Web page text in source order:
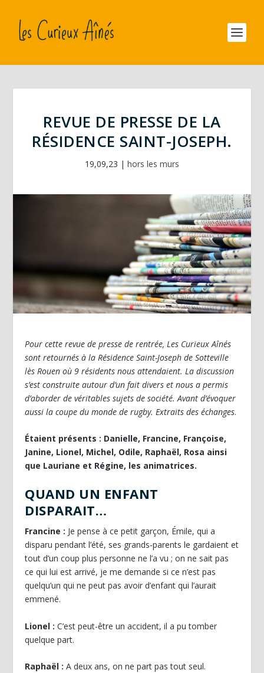
REVUE DE PRESSE DE LA
RÉSIDENCE SAINT-JOSEPH.
19,09,23 | hors les murs
Pour cette revue de presse de rentrée, Les Curieux Aînés
sont retournés à la Résidence Saint-Joseph de Sotteville
lès Rouen où 9 résidents nous attendaient. La discussion
s’est construite autour d’un fait divers et nous a permis
d’aborder de véritables sujets de société. Avant d’évoquer
aussi la coupe du monde de rugby. Extraits des échanges.
Étaient présents : Danielle, Francine, Françoise,
Janine, Lionel, Michel, Odile, Raphaël, Rosa ainsi
que Lauriane et Régine, les animatrices.
QUAND UN ENFANT
DISPARAIT…
Francine : Je pense à ce petit garçon, Émile, qui a
disparu pendant l’été, ses grands-parents le gardaient et
tout d’un coup plus personne ne l’a vu ; on ne sait pas
ce qui lui est arrivé, je me demande si ce n’est pas
quelqu’un qui ne peut pas avoir d’enfant qui l’aurait
emmené.
Lionel : C’est peut-être un accident, il a pu tomber
quelque part.
Raphaël : A deux ans, on ne part pas tout seul.